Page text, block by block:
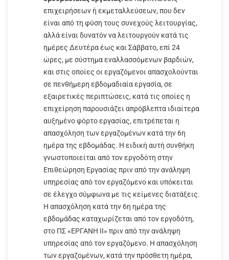
επιχειρήσεων ή εκμεταλλεύσεων, που δεν
είναι από τη φύση τους συνεχούς λειτουργίας,
αλλά είναι δυνατόν να λειτουργούν κατά τις
ημέρες Δευτέρα έως και Σάββατο, επί 24
ώρες, με σύστημα εναλλασσόμενων βαρδιών,
και στις οποίες οι εργαζόμενοι απασχολούνται
σε πενθήμερη εβδομαδιαία εργασία, σε
εξαιρετικές περιπτώσεις, κατά τις οποίες η
επιχείρηση παρουσιάζει απρόβλεπτα ιδιαίτερα
αυξημένο φόρτο εργασίας, επιτρέπεται η
απασχόληση των εργαζομένων κατά την 6η
ημέρα της εβδομάδας. Η ειδική αυτή συνθήκη
γνωστοποιείται από τον εργοδότη στην
Επιθεώρηση Εργασίας πριν από την ανάληψη
υπηρεσίας από τον εργαζόμενο και υπόκειται
σε έλεγχο σύμφωνα με τις κείμενες διατάξεις.
Η απασχόληση κατά την 6η ημέρα της
εβδομάδας καταχωρίζεται από τον εργοδότη,
στο ΠΣ «ΕΡΓΑΝΗ ΙΙ» πριν από την ανάληψη
υπηρεσίας από τον εργαζόμενο. Η απασχόληση
των εργαζομένων, κατά την πρόσθετη ημέρα,